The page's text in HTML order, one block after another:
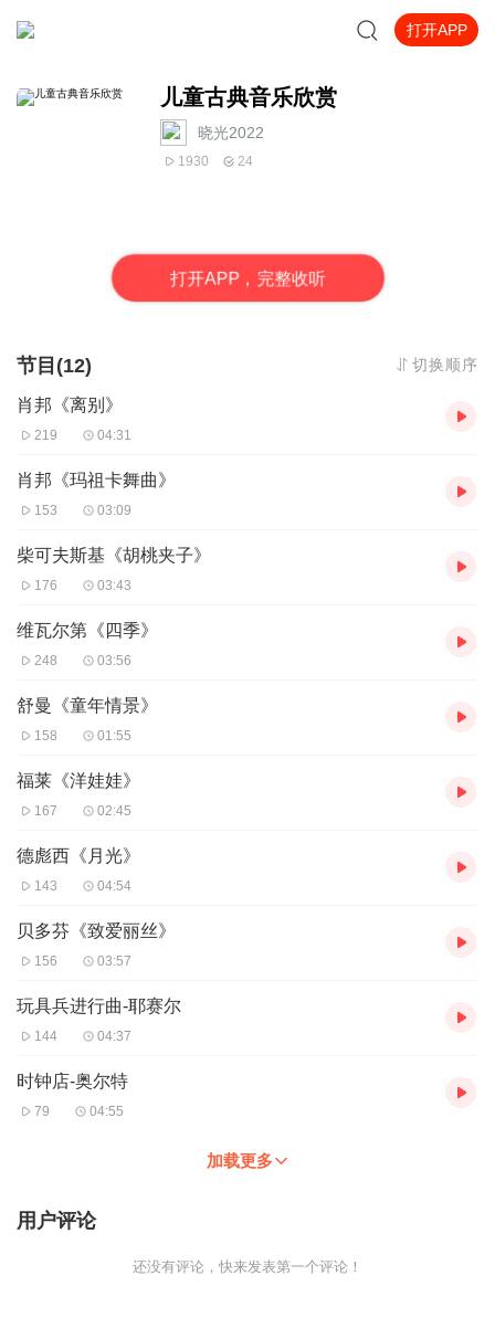
打开APP
儿童古典音乐欣赏
晓光2022
1930 24
打开APP，完整收听
节目(12) 切换顺序
肖邦《离别》
219 04:31
肖邦《玛祖卡舞曲》
153 03:09
柴可夫斯基《胡桃夹子》
176 03:43
维瓦尔第《四季》
248 03:56
舒曼《童年情景》
158 01:55
福莱《洋娃娃》
167 02:45
德彪西《月光》
143 04:54
贝多芬《致爱丽丝》
156 03:57
玩具兵进行曲-耶赛尔
144 04:37
时钟店-奥尔特
79 04:55
加载更多
用户评论
还没有评论，快来发表第一个评论！